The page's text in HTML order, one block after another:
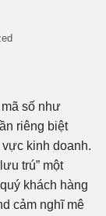
số như
riêng biệt
kinh doanh.
trú” một
khách hàng
cảm nghĩ mê